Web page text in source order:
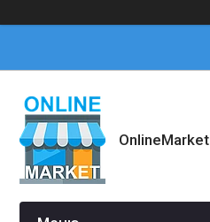
OnlineMarket